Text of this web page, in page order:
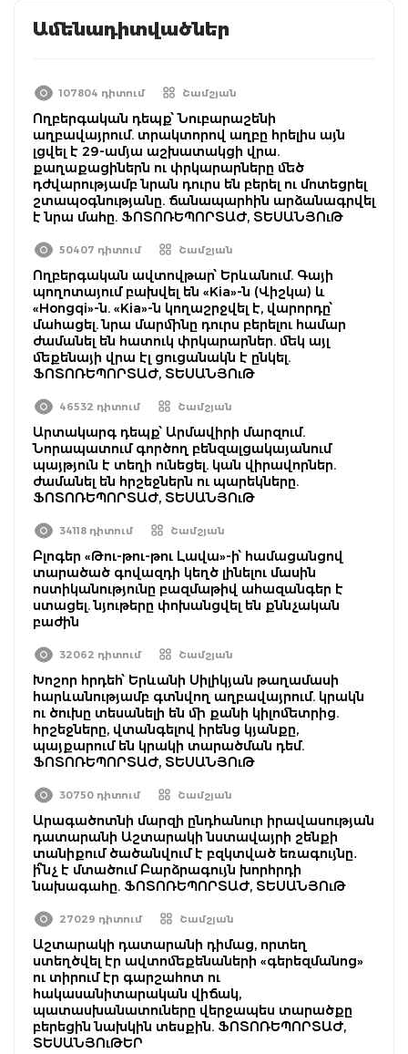
Ամենադիտվածներ
107804 դիտում Շամշյան
Ողբերգական դեպք՝ Նուբարաշենի
աղբավայրում. տրակտորով աղբը հրելիս այն
լցվել է 29-ամյա աշխատակցի վրա.
քաղաքացիներն ու փրկարարները մեծ
դժվարությամբ նրան դուրս են բերել ու մոտեցրել
շտապօգնությանը. ճանապարհին արձանագրվել
է նրա մահը. ՖՈՏՈՌԵՊՈՐՏԱԺ, ՏԵՍԱՆՅՈւԹ
50407 դիտում Շամշյան
Ողբերգական ավտովթար՝ Երևանում. Գայի
պողոտայում բախվել են «Kia»-ն (Վիշկա) և
«Hongqi»-ն. «Kia»-ն կողաշրջվել է, վարորդը՝
մահացել. նրա մարմինը դուրս բերելու համար
ժամանել են հատուկ փրկարարներ. մեկ այլ
մեքենայի վրա էլ ցուցանակն է ընկել.
ՖՈՏՈՌԵՊՈՐՏԱԺ, ՏԵՍԱՆՅՈւԹ
46532 դիտում Շամշյան
Արտակարգ դեպք՝ Արմավիրի մարզում.
Նորապատում գործող բենզալցակայանում
պայթյուն է տեղի ունեցել. կան վիրավորներ.
ժամանել են հրշեջներն ու պարեկները.
ՖՈՏՈՌԵՊՈՐՏԱԺ, ՏԵՍԱՆՅՈւԹ
34118 դիտում Շամշյան
Բլոգեր «Թու-թու-թու Լավա»-ի՝ համացանցով
տարածած գովազդի կեղծ լինելու մասին
ոստիկանությունը բազմաթիվ ահազանգեր է
ստացել. նյութերը փոխանցվել են քննչական
բաժին
32062 դիտում Շամշյան
Խոշոր հրդեհ՝ Երևանի Սիլիկյան թաղամասի
հարևանությամբ գտնվող աղբավայրում. կրակն
ու ծուխը տեսանելի են մի քանի կիլոմետրից.
հրշեջները, վտանգելով իրենց կյանքը,
պայքարում են կրակի տարածման դեմ.
ՖՈՏՈՌԵՊՈՐՏԱԺ, ՏԵՍԱՆՅՈւԹ
30750 դիտում Շամշյան
Արագածոտնի մարզի ընդհանուր իրավասության
դատարանի Աշտարակի նստավայրի շենքի
տանիքում ծածանվում է բզկտված եռագույնը․
ի՞նչ է մտածում Բարձրագույն խորհրդի
նախագահը. ՖՈՏՈՌԵՊՈՐՏԱԺ, ՏԵՍԱՆՅՈւԹ
27029 դիտում Շամշյան
Աշտարակի դատարանի դիմաց, որտեղ
ստեղծվել էր ավտոմեքենաների «գերեզմանոց»
ու տիրում էր գարշահոտ ու
հակասանիտարական վիճակ,
պատասխանատուները վերջապես տարածքը
բերեցին նախկին տեսքին. ՖՈՏՈՌԵՊՈՐՏԱԺ,
ՏԵՍԱՆՅՈւԹԵՐ